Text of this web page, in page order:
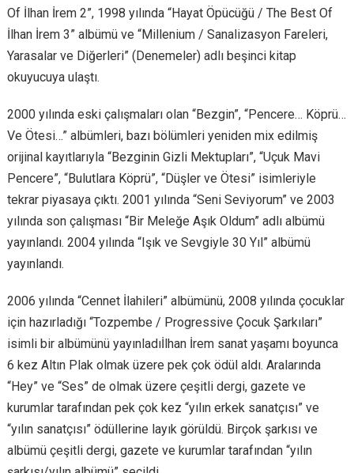
Of İlhan İrem 2”, 1998 yılında “Hayat Öpücüğü / The Best Of
İlhan İrem 3” albümü ve “Millenium / Sanalizasyon Fareleri,
Yarasalar ve Diğerleri” (Denemeler) adlı beşinci kitap
okuyucuya ulaştı.
2000 yılında eski çalışmaları olan “Bezgin”, “Pencere… Köprü…
Ve Ötesi…” albümleri, bazı bölümleri yeniden mix edilmiş
orijinal kayıtlarıyla “Bezginin Gizli Mektupları”, “Uçuk Mavi
Pencere”, “Bulutlara Köprü”, “Düşler ve Ötesi” isimleriyle
tekrar piyasaya çıktı. 2001 yılında “Seni Seviyorum” ve 2003
yılında son çalışması “Bir Meleğe Aşık Oldum” adlı albümü
yayınlandı. 2004 yılında “Işık ve Sevgiyle 30 Yıl” albümü
yayınlandı.
2006 yılında “Cennet İlahileri” albümünü, 2008 yılında çocuklar
için hazırladığı “Tozpembe / Progressive Çocuk Şarkıları”
isimli bir albümünü yayınladıİlhan İrem sanat yaşamı boyunca
6 kez Altın Plak olmak üzere pek çok ödül aldı. Aralarında
“Hey” ve “Ses” de olmak üzere çeşitli dergi, gazete ve
kurumlar tarafından pek çok kez “yılın erkek sanatçısı” ve
“yılın sanatçısı” ödüllerine layık görüldü. Birçok şarkısı ve
albümü çeşitli dergi, gazete ve kurumlar tarafından “yılın